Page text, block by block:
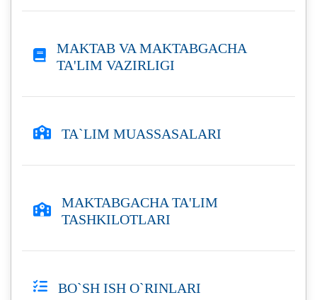
MAKTAB VA MAKTABGACHA
TA'LIM VAZIRLIGI
TA`LIM MUASSASALARI
MAKTABGACHA TA'LIM
TASHKILOTLARI
BO`SH ISH O`RINLARI